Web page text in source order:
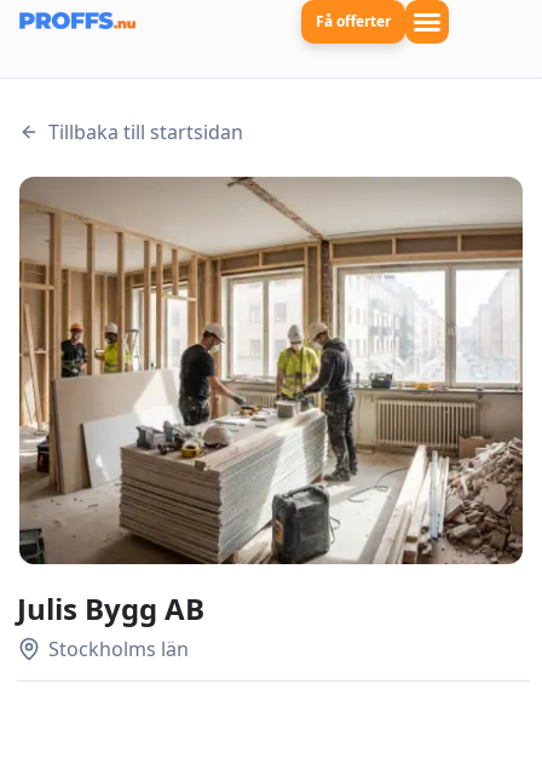
Få offerter
Tillbaka till startsidan
Julis Bygg AB
Stockholms län